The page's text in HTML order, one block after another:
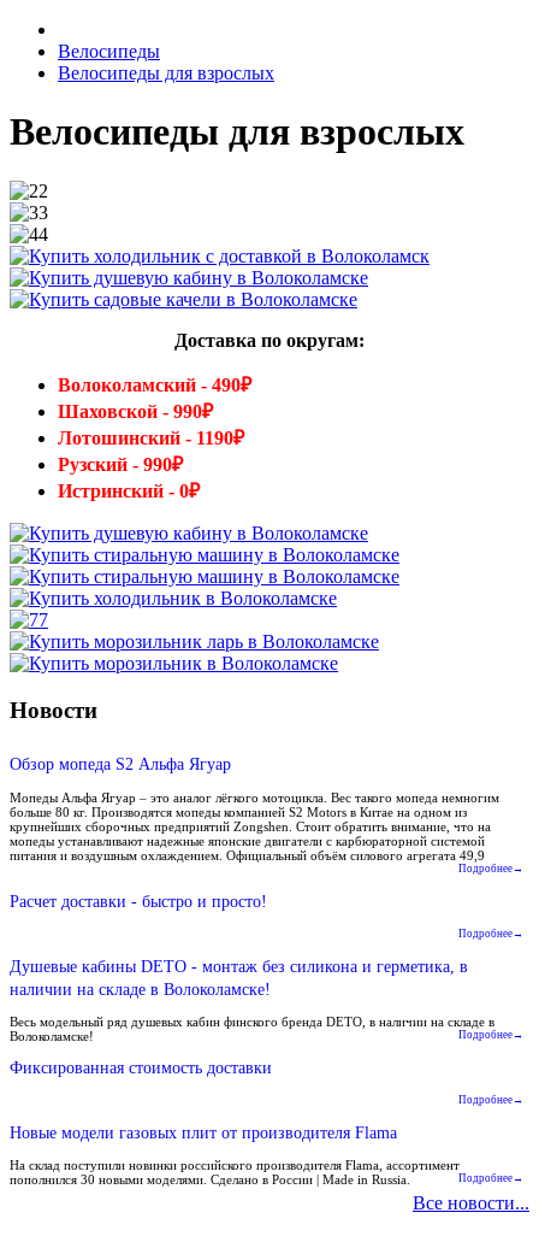
Велосипеды
Велосипеды для взрослых
Велосипеды для взрослых
Доставка по округам:
Волоколамский - 490₽
Шаховской - 990₽
Лотошинский - 1190₽
Рузский - 990₽
Истринский - 0₽
Новости
Обзор мопеда S2 Альфа Ягуар
Мопеды Альфа Ягуар – это аналог лёгкого мотоцикла. Вес такого мопеда немногим
больше 80 кг. Производятся мопеды компанией S2 Motors в Китае на одном из
крупнейших сборочных предприятий Zongshen. Стоит обратить внимание, что на
мопеды устанавливают надежные японские двигатели с карбюраторной системой
питания и воздушным охлаждением. Официальный объём силового агрегата 49,9
Подробнее→
Расчет доставки - быстро и просто!
Подробнее→
Душевые кабины DETO - монтаж без силикона и герметика, в
наличии на складе в Волоколамске!
Весь модельный ряд душевых кабин финского бренда DETO, в наличии на складе в
Волоколамске!
Подробнее→
Фиксированная стоимость доставки
Подробнее→
Новые модели газовых плит от производителя Flama
На склад поступили новинки российского производителя Flama, ассортимент
пополнился 30 новыми моделями. Сделано в России | Made in Russia.
Подробнее→
Все новости...